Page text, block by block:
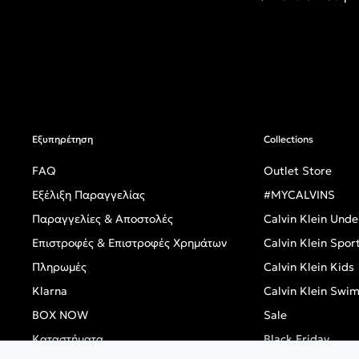
Εξυπηρέτηση
FAQ
Εξέλιξη Παραγγελίας
Παραγγελίες & Αποστολές
Επιστροφές & Επιστροφές Χρημάτων
Πληρωμές
Klarna
BOX NOW
Καταστήματα
Collections
Outlet Store
#MYCALVINS
Calvin Klein
Calvin Klein
Calvin Klein Kids
Calvin Klein
Sale
Black Friday